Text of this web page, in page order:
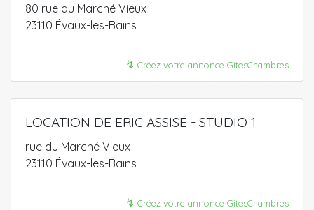
80 rue du Marché Vieux
23110 Évaux-les-Bains
↯ Créez votre annonce GitesChambres
LOCATION DE ERIC ASSISE - STUDIO 1
rue du Marché Vieux
23110 Évaux-les-Bains
↯ Créez votre annonce GitesChambres